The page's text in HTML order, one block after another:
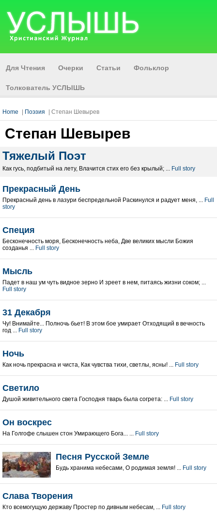
Для Чтения Очерки Статьи Фольклор
Толкователь УСЛЫШЬ
Home Поэзия | Степан Шевырев
Степан Шевырев
Тяжелый Поэт
Как гусь, подбитый на лету, Влачится стих его без крылый; ... Full story
Прекрасный День
Прекрасный день в лазури беспредельной Раскинулся и радует меня, ... Full
story
Специя
Бесконечность моря, Бесконечность неба, Две великих мысли Божия
созданья ... Full story
Мысль
Падет в наш ум чуть видное зерно И зреет в нем, питаясь жизни соком; ...
Full story
31 Декабря
Чу! Внимайте... Полночь бьет! В этом бое умирает Отходящий в вечность
год ... Full story
Ночь
Как ночь прекрасна и чиста, Как чувства тихи, светлы, ясны! ... Full story
Светило
Душой живительного света Господня тварь была согрета: ... Full story
Он воскрес
На Голгофе слышен стон Умирающего Бога... ... Full story
Песня Русской Земле
Будь хранима небесами, О родимая земля! ... Full story
Слава Творения
Кто всемогущую державу Простер по дивным небесам, ... Full story